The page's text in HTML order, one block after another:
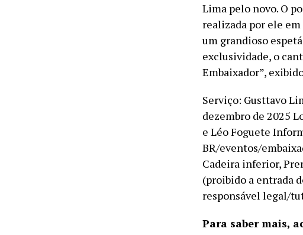
Lima pelo novo. O
realizada por ele
um grandioso
exclusividade, o
Embaixador”,
Serviço: Gusttavo
dezembro de 2025
e Léo Foguete
BR/eventos/
Cadeira inferior,
(proibido a entrada
responsável legal/
Para saber mais,